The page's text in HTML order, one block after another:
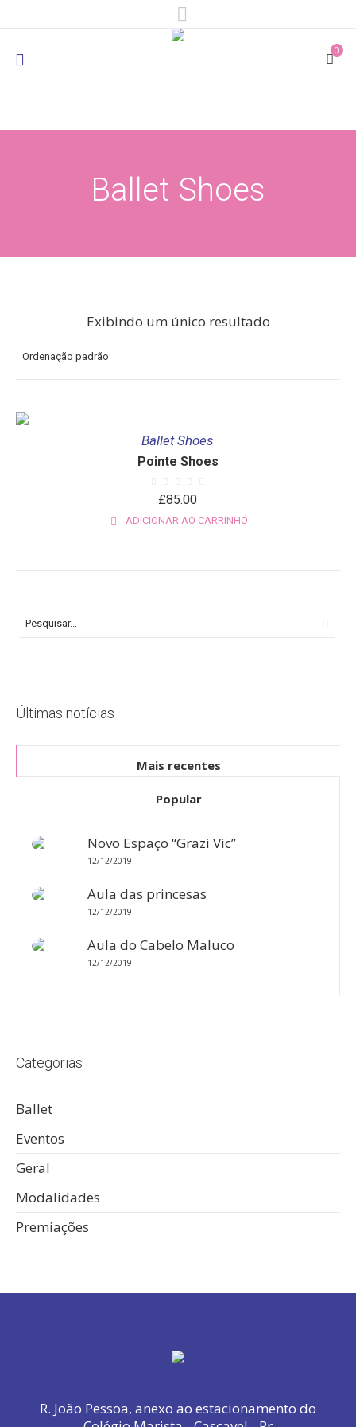
0
Ballet Shoes
Exibindo um único resultado
Ballet Shoes
Pointe Shoes
ADICIONAR AO CARRINHO
£85.00
Últimas notícias
Mais recentes
Popular
Novo Espaço “Grazi Vic”
12/12/2019
Aula das princesas
12/12/2019
Aula do Cabelo Maluco
12/12/2019
Categorias
Ballet
Eventos
Geral
Modalidades
Premiações
R. João Pessoa, anexo ao estacionamento do